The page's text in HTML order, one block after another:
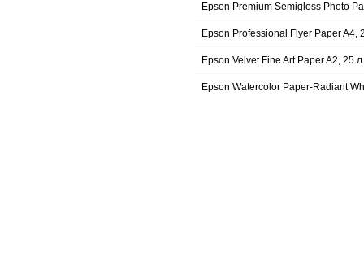
Epson Premium Semigloss Photo
Epson Professional Flyer Paper A4,
Epson Velvet Fine Art Paper A2, 25
Epson Watercolor Paper-Radiant